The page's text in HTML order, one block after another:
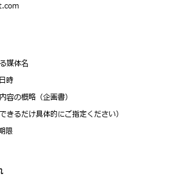
媒体名
時
容の概略（企画書）
きるだけ具体的にご指定ください）
限